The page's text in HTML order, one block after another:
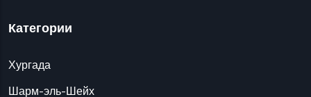
Категории
Хургада
Шарм-эль-Шейх